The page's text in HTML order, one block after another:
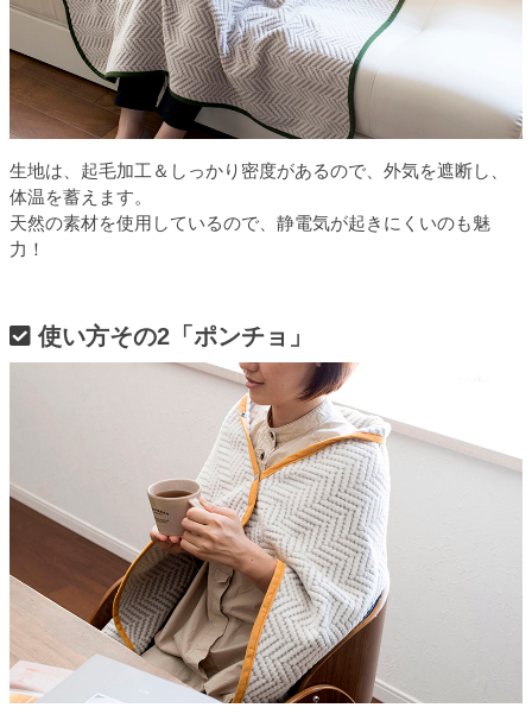
生地は、起毛加工＆しっかり密度があるので、外気を遮断し、
体温を蓄えます。
天然の素材を使用しているので、静電気が起きにくいのも魅
力！
使い方その2「ポンチョ」